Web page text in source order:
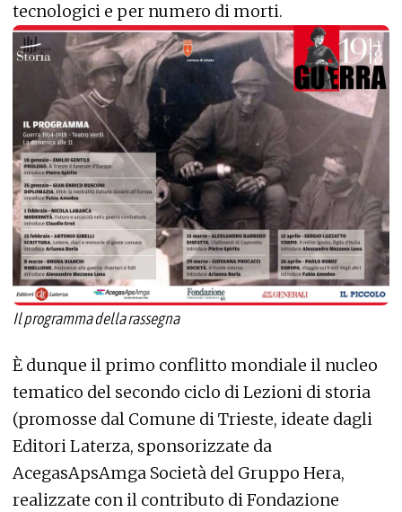
tecnologici e per numero di morti.
Il programma della rassegna
È dunque il primo conflitto mondiale il nucleo
tematico del secondo ciclo di Lezioni di storia
(promosse dal Comune di Trieste, ideate dagli
Editori Laterza, sponsorizzate da
AcegasApsAmga Società del Gruppo Hera,
realizzate con il contributo di Fondazione